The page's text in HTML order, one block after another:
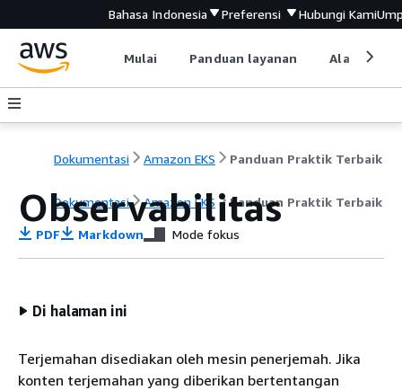
Bahasa Indonesia Preferensi Hubungi Kami
Mulai Panduan layanan Alat
Dokumentasi Amazon EKS Panduan Praktik Terbaik
Dokumentasi Amazon EKS Panduan Praktik Terbaik
Observabilitas
PDF Markdown Mode fokus
Di halaman ini
Terjemahan disediakan oleh mesin penerjemah. Jika
konten terjemahan yang diberikan bertentangan